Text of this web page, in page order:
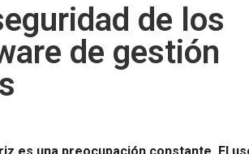
de los
de gestión